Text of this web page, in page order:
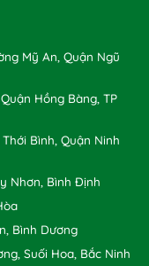
Mỹ An, Quận Ngũ
Hồng Bàng, TP
Bình, Quận Ninh
Nhơn, Bình Định
Bình Dương
Suối Hoa, Bắc Ninh